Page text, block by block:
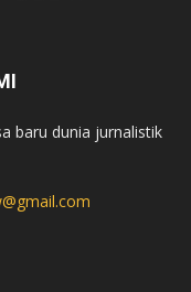
baru dunia jurnalistik